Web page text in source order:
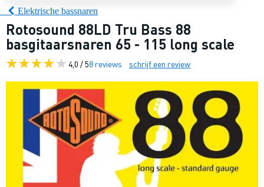
Elektrische bassnaren
Rotosound 88LD Tru Bass 88
basgitaarsnaren 65 - 115 long scale
4,0 / 58 reviews schrijf een review